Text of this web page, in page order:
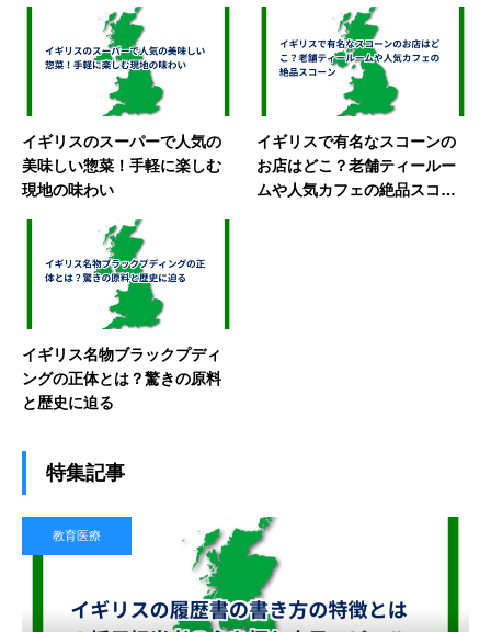
イギリスのスーパーで人気の
美味しい惣菜！手軽に楽しむ
現地の味わい
イギリスで有名なスコーンの
お店はどこ？老舗ティールー
ムや人気カフェの絶品スコー
イギリス名物ブラックプディ
ングの正体とは？驚きの原料
と歴史に迫る
特集記事
教育医療